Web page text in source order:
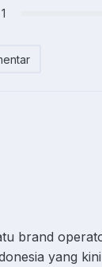
1
brand
yang